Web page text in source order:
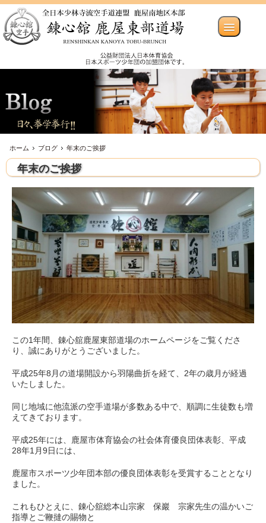
ホーム ブログ 年末のご挨拶
年末のご挨拶
この1年間、錬心舘鹿屋東部道場のホームページをご覧くださ
り、誠にありがとうございました。
平成25年8月の道場開設から羽陽曲折を経て、2年の歳月が経過
いたしました。
同じ地域に他流派の空手道場が多数ある中で、順調に生徒数も増
えてきております。
平成25年には、鹿屋市体育協会の社会体育優良団体表彰、平成
28年1月9日には、
鹿屋市スポーツ少年団本部の優良団体表彰を受賞することとなり
ました。
これもひとえに、錬心舘総本山宗家 保巖 宗家先生の温かいご
指導とご鞭撻の賜物と